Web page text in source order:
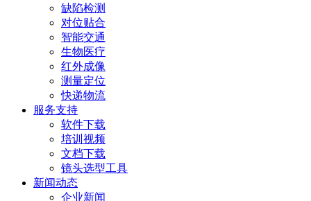
缺陷检测
对位贴合
智能交通
生物医疗
红外成像
测量定位
快递物流
服务支持
软件下载
培训视频
文档下载
镜头选型工具
新闻动态
企业新闻